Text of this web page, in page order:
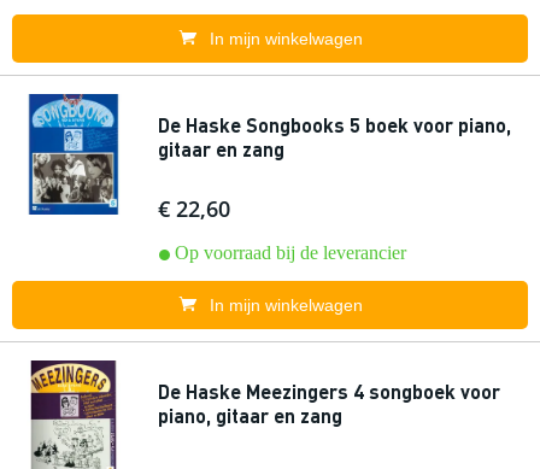
In mijn winkelwagen
De Haske Songbooks 5 boek voor piano,
gitaar en zang
€ 22,60
Op voorraad bij de leverancier
In mijn winkelwagen
De Haske Meezingers 4 songboek voor
piano, gitaar en zang